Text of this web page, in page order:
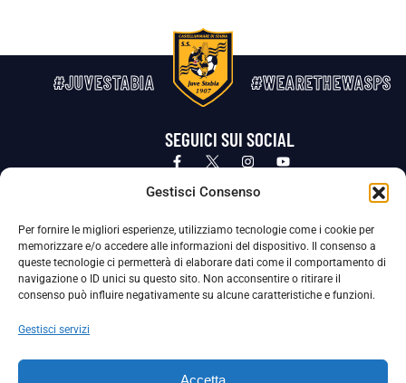
Gestisci Consenso
Per fornire le migliori esperienze, utilizziamo tecnologie come i cookie per
memorizzare e/o accedere alle informazioni del dispositivo. Il consenso a
queste tecnologie ci permetterà di elaborare dati come il comportamento di
navigazione o ID unici su questo sito. Non acconsentire o ritirare il
consenso può influire negativamente su alcune caratteristiche e funzioni.
Gestisci servizi
Accetta
#JUVESTABIA #WEARETHEWASPS
SEGUICI SUI SOCIAL
Privacy Policy Cookie Policy
La Società ha nominato il Responsabile della Protezione dei Dati Personali (DPO), figura specializzata che vigila sulle modalità
adottate dalla nostra Società per tutelare i Suoi dati personali.
Per contattare il DPO può scrivere a